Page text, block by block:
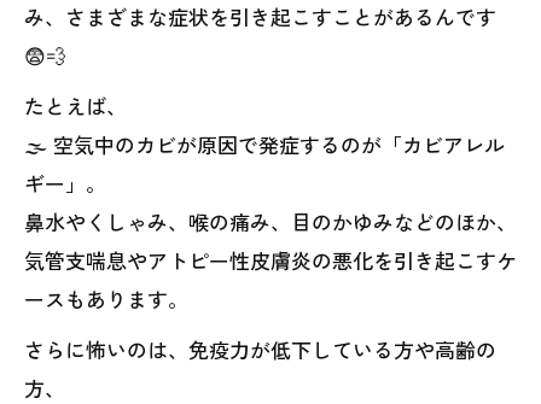
み、さまざまな症状を引き起こすことがあるんです
😨💨
たとえば、
🌫️ 空気中のカビが原因で発症するのが「カビアレル
ギー」。
鼻水やくしゃみ、喉の痛み、目のかゆみなどのほか、
気管支喘息やアトピー性皮膚炎の悪化を引き起こすケ
ースもあります。
さらに怖いのは、免疫力が低下している方や高齢の
方、